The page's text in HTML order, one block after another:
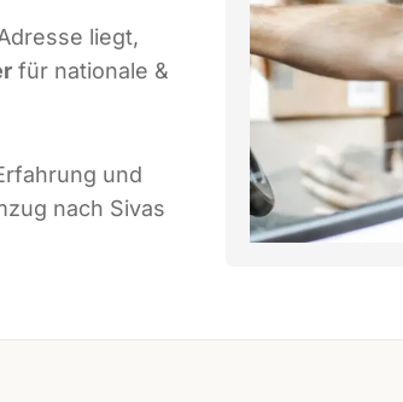
liegt,
für nationale &
und
nach Sivas